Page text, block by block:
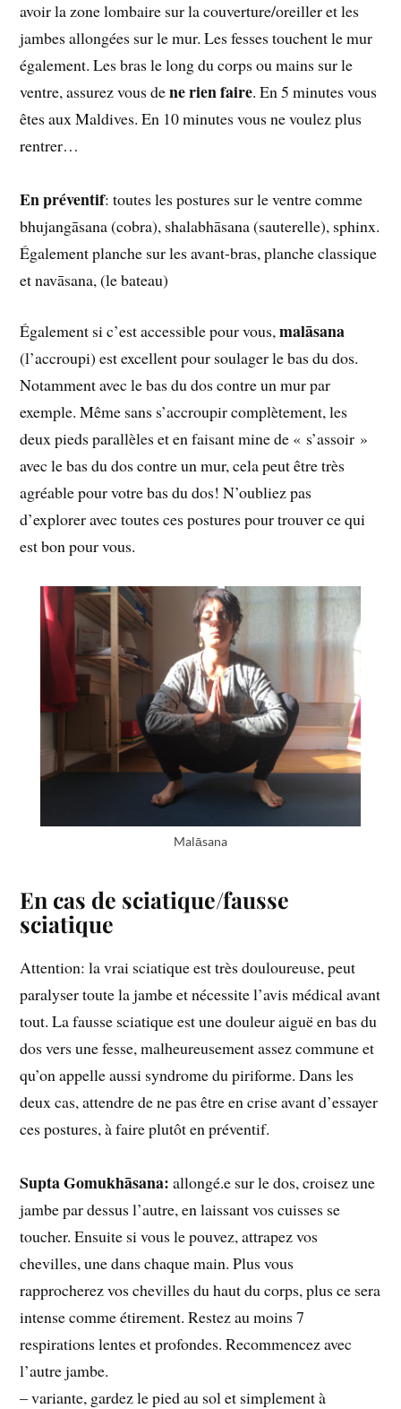
avoir la zone lombaire sur la couverture/oreiller et les
jambes allongées sur le mur. Les fesses touchent le mur
également. Les bras le long du corps ou mains sur le
ventre, assurez vous dene rien faire. En 5 minutes vous
êtes aux Maldives. En 10 minutes vous ne voulez plus
rentrer…
En préventif: toutes les postures sur le ventre comme
bhujangāsana (cobra), shalabhāsana (sauterelle), sphinx.
Également planche sur les avant-bras, planche classique
et navāsana, (le bateau)
Également si c’est accessible pour vous,malāsana
(l’accroupi) est excellent pour soulager le bas du dos.
Notamment avec le bas du dos contre un mur par
exemple. Même sans s’accroupir complètement, les
deux pieds parallèles et en faisant mine de « s’assoir »
avec le bas du dos contre un mur, cela peut être très
agréable pour votre bas du dos! N’oubliez pas
d’explorer avec toutes ces postures pour trouver ce qui
est bon pour vous.
Malāsana
En cas de sciatique/fausse
sciatique
Attention: la vrai sciatique est très douloureuse, peut
paralyser toute la jambe et nécessite l’avis médical avant
tout. La fausse sciatique est une douleur aiguë en bas du
dos vers une fesse, malheureusement assez commune et
qu’on appelle aussi syndrome du piriforme. Dans les
deux cas, attendre de ne pas être en crise avant d’essayer
ces postures, à faire plutôt en préventif.
Supta Gomukhāsana: allongé.e sur le dos, croisez une
jambe par dessus l’autre, en laissant vos cuisses se
toucher. Ensuite si vous le pouvez, attrapez vos
chevilles, une dans chaque main. Plus vous
rapprocherez vos chevilles du haut du corps, plus ce sera
intense comme étirement. Restez au moins 7
respirations lentes et profondes. Recommencez avec
l’autre jambe.
– variante, gardez le pied au sol et simplement à